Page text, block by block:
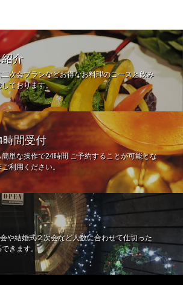
介
次会プランなどお得なお料理のコースと飲み
ております。
時間受付
単な操作で24時間 ご予約することが可能とな
利用ください。
や結婚式２次会など人数に合わせて仕切った
できます。